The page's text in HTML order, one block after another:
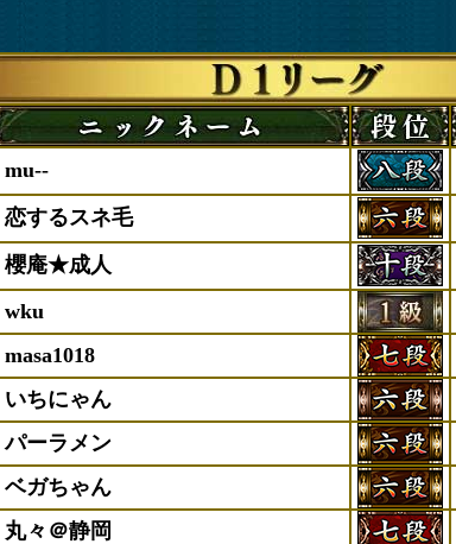
mu--
恋するスネ毛
櫻庵★成人
wku
masa1018
いちにゃん
パーラメン
ベガちゃん
丸々＠静岡